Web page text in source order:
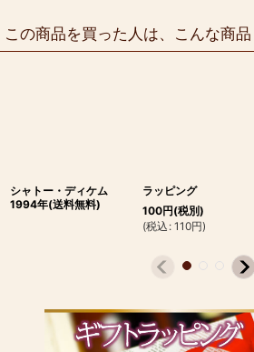
この商品を買った人は、こんな商
シャトー・ディケム
1994年(送料無料)
ラッピング
100円(税別)
(税込 : 110円)